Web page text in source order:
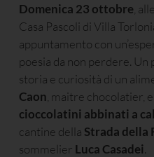
Domenica 23 ottobre , alle
Casa Pascoli di Villa
appuntamento con
poesia da non perdere.
storia e curiosità di un
Caon , maitre chocolatier,
cioccolatini abbinati a
cantine della Strada della
sommelier Luca Casadei.